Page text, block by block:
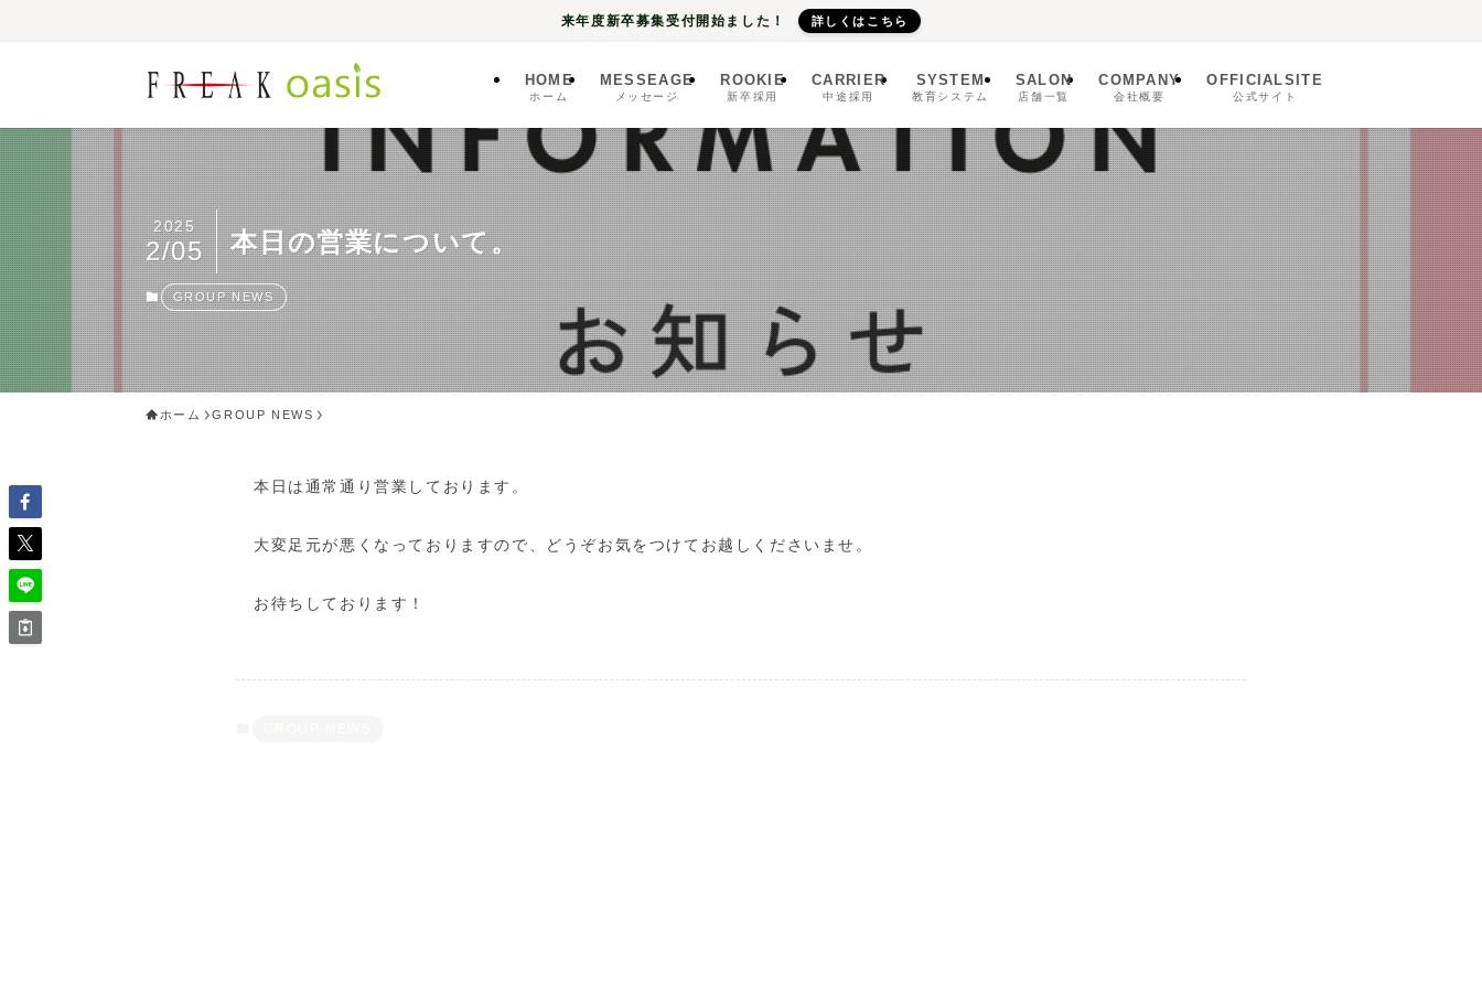
来年度新卒募集受付開始ました！ 詳しくはこちら
HOME
ホーム
MESSEAGE
メッセージ
ROOKIE
新卒採用
CARRIER
中途採用
SYSTEM
教育システム
SALON
店舗一覧
COMPANY
会社概要
OFFICIALSITE
公式サイト
本日の営業について。
2025
2/05
GROUP NEWS
ホーム GROUP NEWS
本日は通常通り営業しております。
大変足元が悪くなっておりますので、どうぞお気をつけてお越しくださいませ。
お待ちしております！